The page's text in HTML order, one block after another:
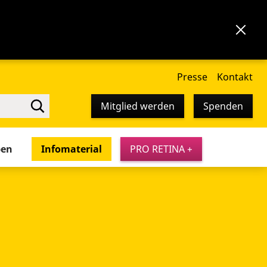
Presse Kontakt
Mitglied werden Spenden
Infomaterial PRO RETINA +